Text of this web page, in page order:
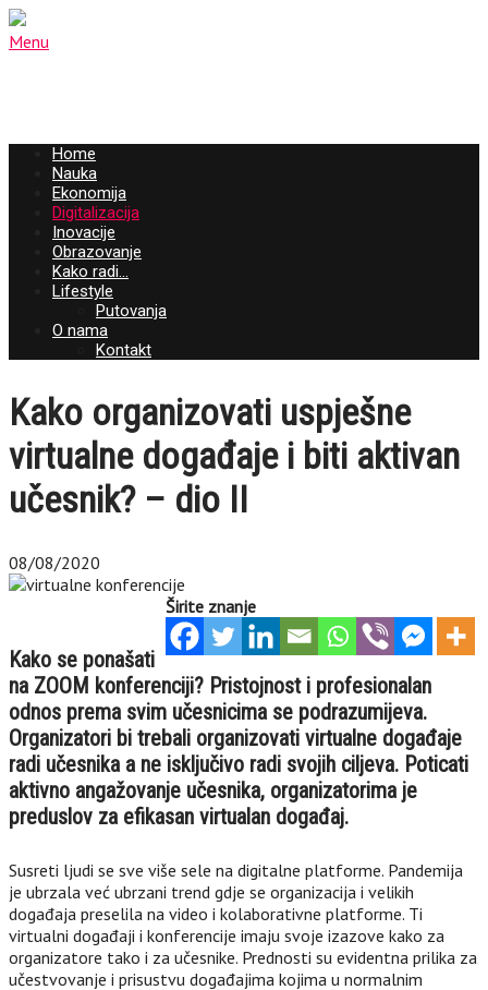
Menu
Home
Nauka
Ekonomija
Digitalizacija
Inovacije
Obrazovanje
Kako radi…
Lifestyle
Putovanja
O nama
Kontakt
Kako organizovati uspješne
virtualne događaje i biti aktivan
učesnik? – dio II
08/08/2020
Širite znanje
Kako se ponašati
na ZOOM konferenciji? Pristojnost i profesionalan
odnos prema svim učesnicima se podrazumijeva.
Organizatori bi trebali organizovati virtualne događaje
radi učesnika a ne isključivo radi svojih ciljeva. Poticati
aktivno angažovanje učesnika, organizatorima je
preduslov za efikasan virtualan događaj.
Susreti ljudi se sve više sele na digitalne platforme. Pandemija
je ubrzala već ubrzani trend gdje se organizacija i velikih
događaja preselila na video i kolaborativne platforme. Ti
virtualni događaji i konferencije imaju svoje izazove kako za
organizatore tako i za učesnike. Prednosti su evidentna prilika za
učestvovanje i prisustvu događajima kojima u normalnim